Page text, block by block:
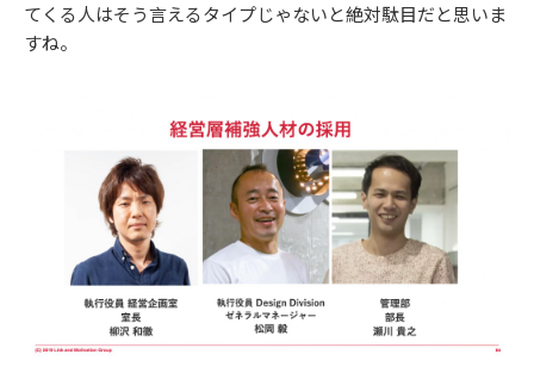
てくる人はそう言えるタイプじゃないと絶対駄目だと思いま
すね。